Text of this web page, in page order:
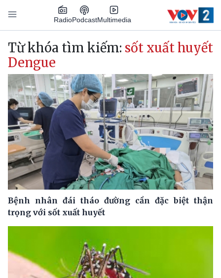
Nhảy đến nội dung
RadioPodcastMultimedia
Main navigation
Từ khóa tìm kiếm: sốt xuất huyết
Dengue
Bệnh nhân đái tháo đường cần đặc biệt thận
trọng với sốt xuất huyết